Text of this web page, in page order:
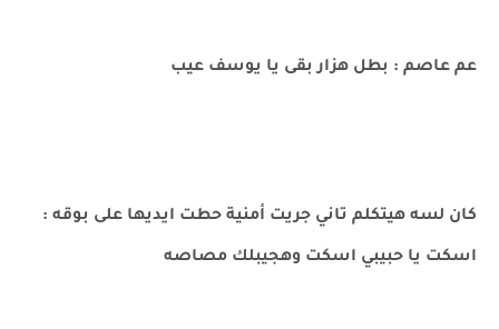
عم عاصم : بطل هزار بقى يا يوسف عيب
كان لسه هيتكلم تاني جريت أمنية حطت ايديها على بوقه :
اسكت يا حبيبي اسكت وهجيبلك مصاصه